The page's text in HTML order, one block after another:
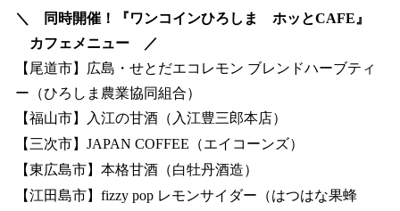
＼ 同時開催！『ワンコインひろしま ホッとCAFE』
カフェメニュー ／
【尾道市】広島・せとだエコレモン ブレンドハーブティ
ー（ひろしま農業協同組合）
【福山市】入江の甘酒（入江豊三郎本店）
【三次市】JAPAN COFFEE（エイコーンズ）
【東広島市】本格甘酒（白牡丹酒造）
【江田島市】fizzy pop レモンサイダー（はつはな果蜂